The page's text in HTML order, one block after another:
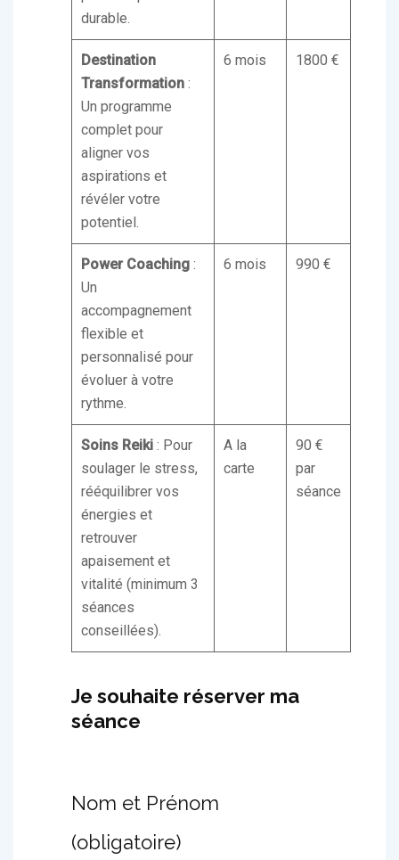
durable.
Destination
Transformation :
Un programme
complet pour
aligner vos
aspirations et
révéler votre
potentiel.
6 mois 1800 €
Power Coaching :
Un
accompagnement
flexible et
personnalisé pour
évoluer à votre
rythme.
6 mois 990 €
Soins Reiki : Pour
soulager le stress,
rééquilibrer vos
énergies et
retrouver
apaisement et
vitalité (minimum 3
séances
conseillées).
A la
carte
90 €
par
séance
Je souhaite réserver ma
séance
Nom et Prénom
(obligatoire)